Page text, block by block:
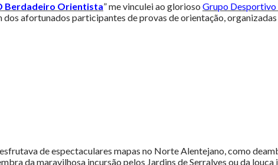
Berdadeiro Orientista” me vinculei ao glorioso Grupo Desportivo
afortunados participantes de provas de orientação,
de espectaculares mapas no Norte Alentejano, como
da maravilhosa incursão pelos Jardins de Serralves ou da